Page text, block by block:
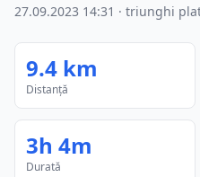
27.09.2023 14:31 · triunghi
9.4 km
Distanță
3h 4m
Durată